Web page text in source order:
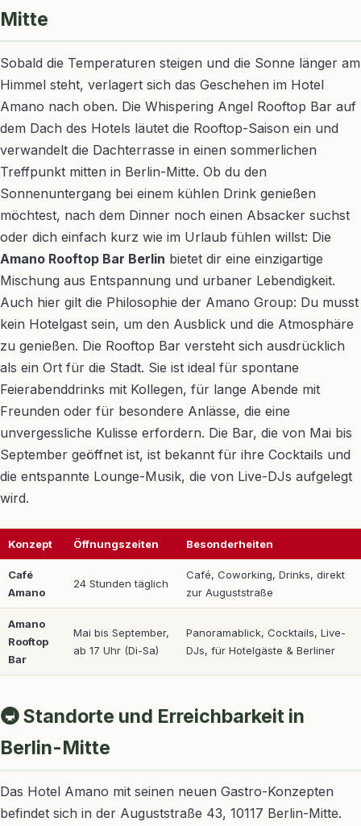
Mitte
Sobald die Temperaturen steigen und die Sonne länger am
Himmel steht, verlagert sich das Geschehen im Hotel
Amano nach oben. Die Whispering Angel Rooftop Bar auf
dem Dach des Hotels läutet die Rooftop-Saison ein und
verwandelt die Dachterrasse in einen sommerlichen
Treffpunkt mitten in Berlin-Mitte. Ob du den
Sonnenuntergang bei einem kühlen Drink genießen
möchtest, nach dem Dinner noch einen Absacker suchst
oder dich einfach kurz wie im Urlaub fühlen willst: Die
Amano Rooftop Bar Berlin bietet dir eine einzigartige
Mischung aus Entspannung und urbaner Lebendigkeit.
Auch hier gilt die Philosophie der Amano Group: Du musst
kein Hotelgast sein, um den Ausblick und die Atmosphäre
zu genießen. Die Rooftop Bar versteht sich ausdrücklich
als ein Ort für die Stadt. Sie ist ideal für spontane
Feierabenddrinks mit Kollegen, für lange Abende mit
Freunden oder für besondere Anlässe, die eine
unvergessliche Kulisse erfordern. Die Bar, die von Mai bis
September geöffnet ist, ist bekannt für ihre Cocktails und
die entspannte Lounge-Musik, die von Live-DJs aufgelegt
wird.
Konzept Öffnungszeiten Besonderheiten
Café
Amano
24 Stunden täglich
Café, Coworking, Drinks, direkt
zur Auguststraße
Amano
Rooftop
Bar
Mai bis September,
ab 17 Uhr (Di-Sa)
Panoramablick, Cocktails, Live-
DJs, für Hotelgäste & Berliner
🚇 Standorte und Erreichbarkeit in
Berlin-Mitte
Das Hotel Amano mit seinen neuen Gastro-Konzepten
befindet sich in der Auguststraße 43, 10117 Berlin-Mitte.